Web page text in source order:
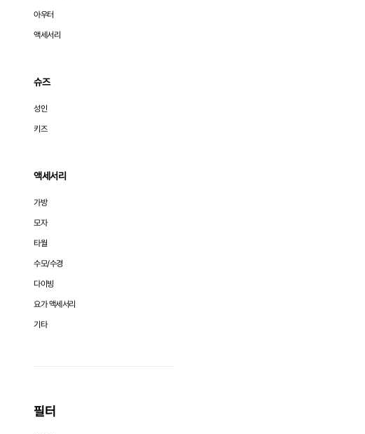
아우터
액세서리
슈즈
성인
키즈
액세서리
가방
모자
타월
수모/수경
다이빙
요가 액세서리
기타
필터